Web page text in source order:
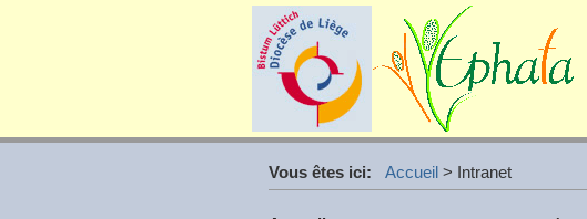
Vous êtes ici: Accueil > Intranet